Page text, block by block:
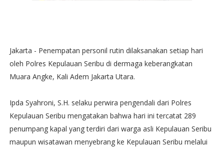
Jakarta - Penempatan personil rutin dilaksanakan setiap hari
oleh Polres Kepulauan Seribu di dermaga keberangkatan
Muara Angke, Kali Adem Jakarta Utara.
Ipda Syahroni, S.H. selaku perwira pengendali dari Polres
Kepulauan Seribu mengatakan bahwa hari ini tercatat 289
penumpang kapal yang terdiri dari warga asli Kepulauan Seribu
maupun wisatawan menyebrang ke Kepulauan Seribu melalui